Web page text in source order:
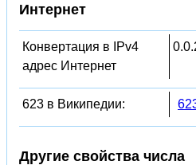
Интернет
Конвертация в IPv4
адрес Интернет
623 в Википедии:
Другие свойства числа